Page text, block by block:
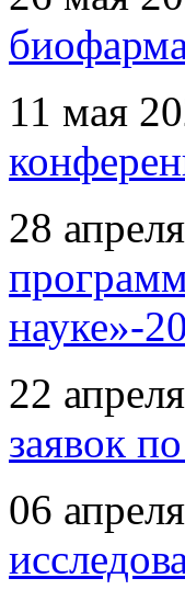
11 мая
28
науке»-
22
заявок
06